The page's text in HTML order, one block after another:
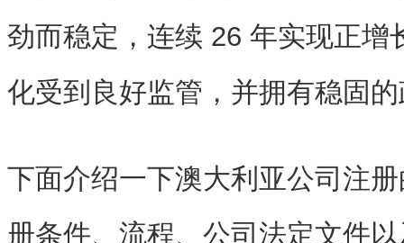
劲而稳定，连续 26 年实现正增
化受到良好监管，并拥有稳固
下面介绍一下澳大利亚公司注
册条件、流程、公司法定文件